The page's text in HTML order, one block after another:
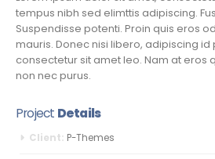
tempus nibh sed elimttis adipiscing.
Suspendisse potenti. Proin quis eros
mauris. Donec nisi libero, adipiscing id
consectetur sit amet leo. Nam at eros
non nec purus.
Project Details
Client: P-Themes